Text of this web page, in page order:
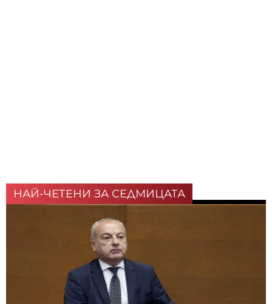
НАЙ-ЧЕТЕНИ ЗА СЕДМИЦАТА